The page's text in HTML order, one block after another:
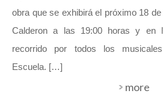
obra que se exhibirá el próximo 18
Calderon a las 19:00 horas y en
recorrido por todos los
Escuela. […]
more